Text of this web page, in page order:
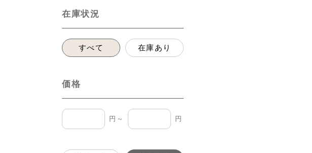
在庫状況
すべて 在庫あり
価格
円～ 円